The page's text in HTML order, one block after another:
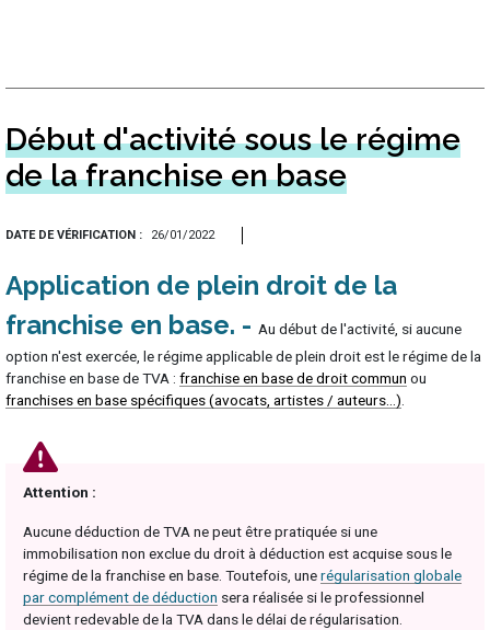
Début d'activité sous le régime
de la franchise en base
DATE DE VÉRIFICATION 26/01/2022
Application de plein droit de la
franchise en base
Au début de l'activité, si aucune
option n'est exercée, le régime applicable de plein droit est le régime de la
franchise en base de TVA : franchise en base de droit commun ou
franchises en base spécifiques (avocats, artistes / auteurs...).
Attention :
Aucune déduction de TVA ne peut être pratiquée si une
immobilisation non exclue du droit à déduction est acquise sous le
régime de la franchise en base. Toutefois, unerégularisation globale
par complément de déduction sera réalisée si le professionnel
devient redevable de la TVA dans le délai de régularisation.